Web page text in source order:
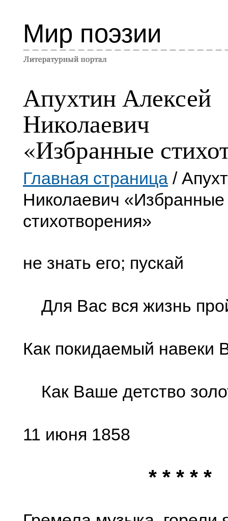
Мир поэзии
Апухтин Алексей
Николаевич
«Избранные
Главная страница /
Николаевич «Избранные
стихотворения»
не знать его; пускай
Для Вас вся жизнь
Как покидаемый навеки
Как Ваше детство
11 июня 1858
* * * * *